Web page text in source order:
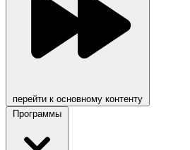
перейти к основному контенту
Программы